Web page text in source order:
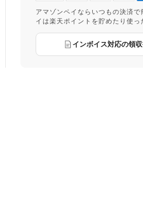
アマゾンペイならいつもの決済で
イは楽天ポイントを貯めたり使っ
インボイス対応の領